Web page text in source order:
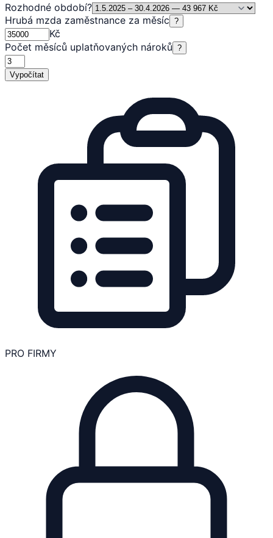
Rozhodné období?
Hrubá mzda zaměstnance za měsíc ?
Kč
Počet měsíců uplatňovaných nároků ?
Vypočítat
PRO FIRMY